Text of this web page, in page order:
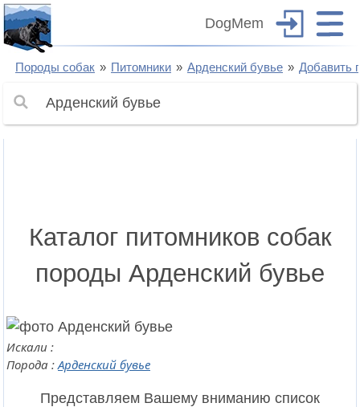
DogMem
Породы собак Питомники Арденский бувье Добавить
Каталог питомников собак
породы Арденский бувье
Искали :
Порода : Арденский бувье
Представляем Вашему вниманию список